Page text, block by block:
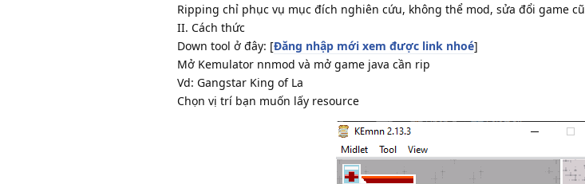
Ripping chỉ phục vụ mục đích nghiên cứu, không thể mod, sửa đổi game cũ
II. Cách thức
Down tool ở đây: [Đăng nhập mới xem được link nhoé]
Mở Kemulator nnmod và mở game java cần rip
Vd: Gangstar King of La
Chọn vị trí bạn muốn lấy resource